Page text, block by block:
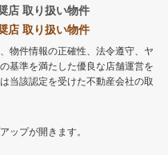
店 取り扱い物件
店 取り扱い物件
物件情報の正確性、法令遵守、ヤ
基準を満たした優良な店舗運営を
当該認定を受けた不動産会社の取
ップが開きます。